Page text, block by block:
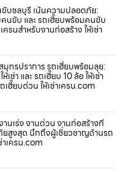
บชลบุรี เน้นความปลอดภัย:
นขับ และ รถเฮี๊ยบพร้อมคนขับ
รนสำหรับงานก่อสร้าง ให้เช่า
มุทรปราการ รถเฮี๊ยบพร้อมลุย:
เช่า และ รถเฮี๊ยบ 10 ล้อ ให้เช่า
เฮี๊ยบด่วน ให้เช่าเครน.com
นเร่ง งานด่วน งานก่อสร้างที่
สูงสุด นึกถึงผู้เชี่ยวชาญด้านรถ
าเครน.com